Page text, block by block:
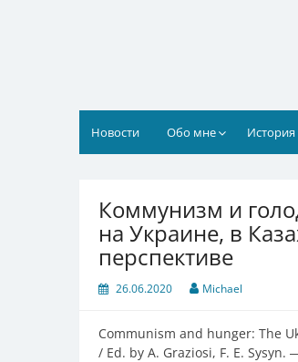
Новости Обо мне История
Коммунизм и
на Украине, в
перспективе
26.06.2020 Michael
Communism and hunger: The
/ Еd. by A. Graziosi, F. E. Sysyn.